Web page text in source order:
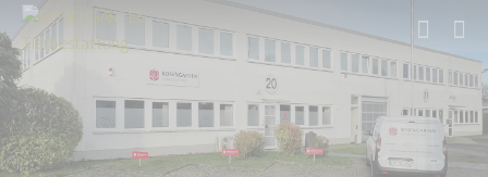
Start Über uns
Aktuelles
Umzüge unserer Filialen Düsseldorf und Magdeb…